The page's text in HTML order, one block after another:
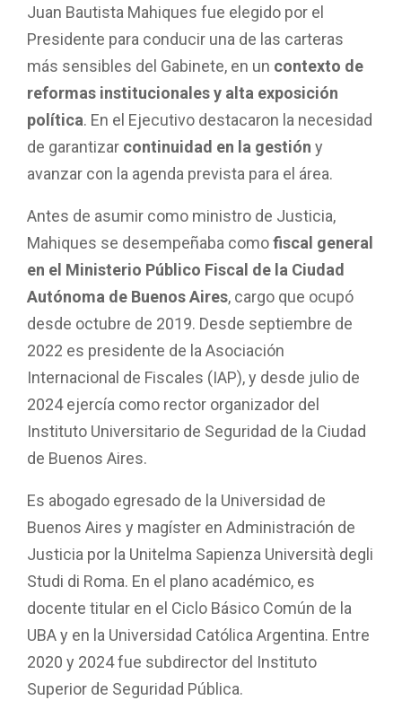
Juan Bautista Mahiques fue elegido por el
Presidente para conducir una de las carteras
más sensibles del Gabinete, en un contexto de
reformas institucionales y alta exposición
política. En el Ejecutivo destacaron la necesidad
de garantizar continuidad en la gestión y
avanzar con la agenda prevista para el área.
Antes de asumir como ministro de Justicia,
Mahiques se desempeñaba como fiscal general
en el Ministerio Público Fiscal de la Ciudad
Autónoma de Buenos Aires, cargo que ocupó
desde octubre de 2019. Desde septiembre de
2022 es presidente de la Asociación
Internacional de Fiscales (IAP), y desde julio de
2024 ejercía como rector organizador del
Instituto Universitario de Seguridad de la Ciudad
de Buenos Aires.
Es abogado egresado de la Universidad de
Buenos Aires y magíster en Administración de
Justicia por la Unitelma Sapienza Università degli
Studi di Roma. En el plano académico, es
docente titular en el Ciclo Básico Común de la
UBA y en la Universidad Católica Argentina. Entre
2020 y 2024 fue subdirector del Instituto
Superior de Seguridad Pública.